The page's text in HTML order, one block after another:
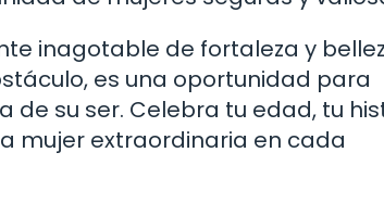
inagotable de fortaleza y
es una oportunidad para
su ser. Celebra tu edad, tu
mujer extraordinaria en cada